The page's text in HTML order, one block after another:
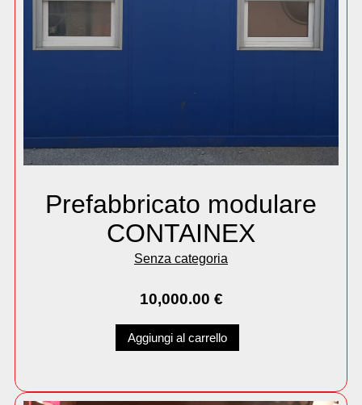
Prefabbricato modulare
CONTAINEX
Senza categoria
10,000.00 €
Aggiungi al carrello